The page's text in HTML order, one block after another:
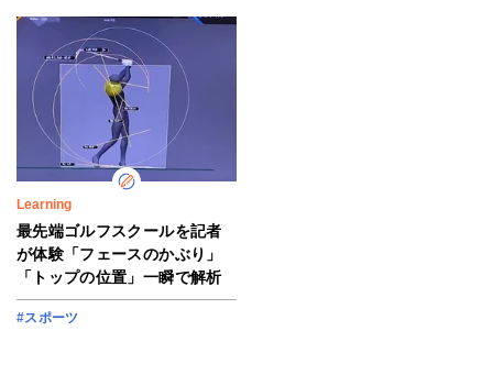
Learning
最先端ゴルフスクールを記者
が体験「フェースのかぶり」
「トップの位置」一瞬で解析
#スポーツ